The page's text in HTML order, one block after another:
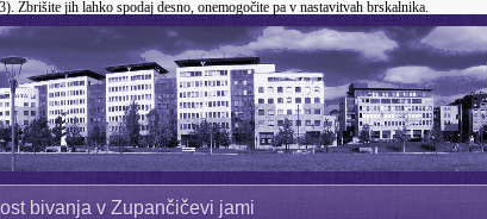
Zbrišite jih lahko spodaj desno, onemogočite pa v nastavitvah brskalnika.
bivanja v Zupančičevi jami